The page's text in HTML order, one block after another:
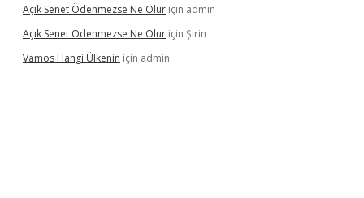
Açık Senet Ödenmezse Ne Olur için admin
Açık Senet Ödenmezse Ne Olur için Şirin
Vamos Hangi Ülkenin için admin